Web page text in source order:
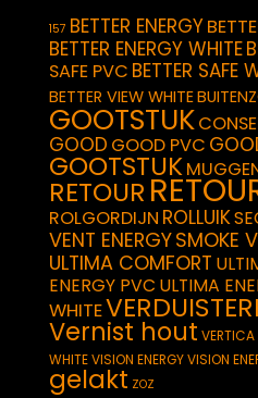
157 BETTER ENERGY
BETTER ENERGY WHITE
SAFE PVC BETTER SAFE
BETTER VIEW WHITE
GOOTSTUK
GOOD GOOD PVC
GOOTSTUK
RETOUR
ROLGORDIJN ROLLUIK
VENT ENERGYSMOKE
ULTIMA COMFORT
ENERGY PVC ULTIMA
WHITE
Vernist hout VERTICA
WHITEVISION ENERGYVISION
gelakt ZOZ